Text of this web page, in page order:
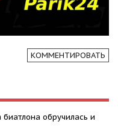
КОММЕНТИРОВАТЬ
биатлона обручилась и